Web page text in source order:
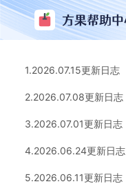
1.2026.07.15更新日志
2.2026.07.08更新日志
3.2026.07.01更新日志
4.2026.06.24更新日志
5.2026.06.11更新日志